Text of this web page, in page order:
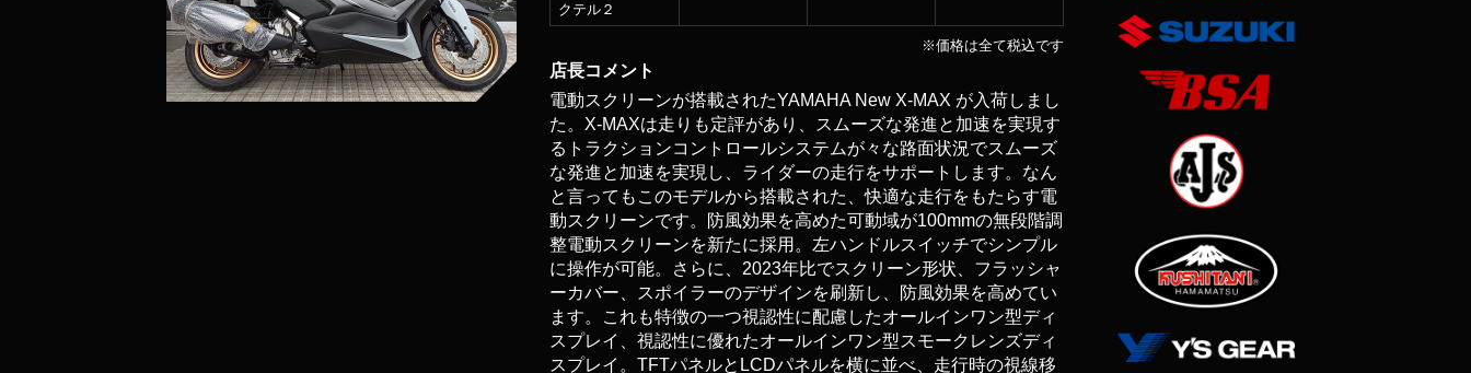
クテル２
※価格は全て税込です
店長コメント
電動スクリーンが搭載されたYAMAHA New X-MAX が入荷しまし
た。X-MAXは走りも定評があり、スムーズな発進と加速を実現す
るトラクションコントロールシステムが々な路面状況でスムーズ
な発進と加速を実現し、ライダーの走行をサポートします。なん
と言ってもこのモデルから搭載された、快適な走行をもたらす電
動スクリーンです。防風効果を高めた可動域が100mmの無段階調
整電動スクリーンを新たに採用。左ハンドルスイッチでシンプル
に操作が可能。さらに、2023年比でスクリーン形状、フラッシャ
ーカバー、スポイラーのデザインを刷新し、防風効果を高めてい
ます。これも特徴の一つ視認性に配慮したオールインワン型ディ
スプレイ、視認性に優れたオールインワン型スモークレンズディ
スプレイ。TFTパネルとLCDパネルを横に並べ、走行時の視線移